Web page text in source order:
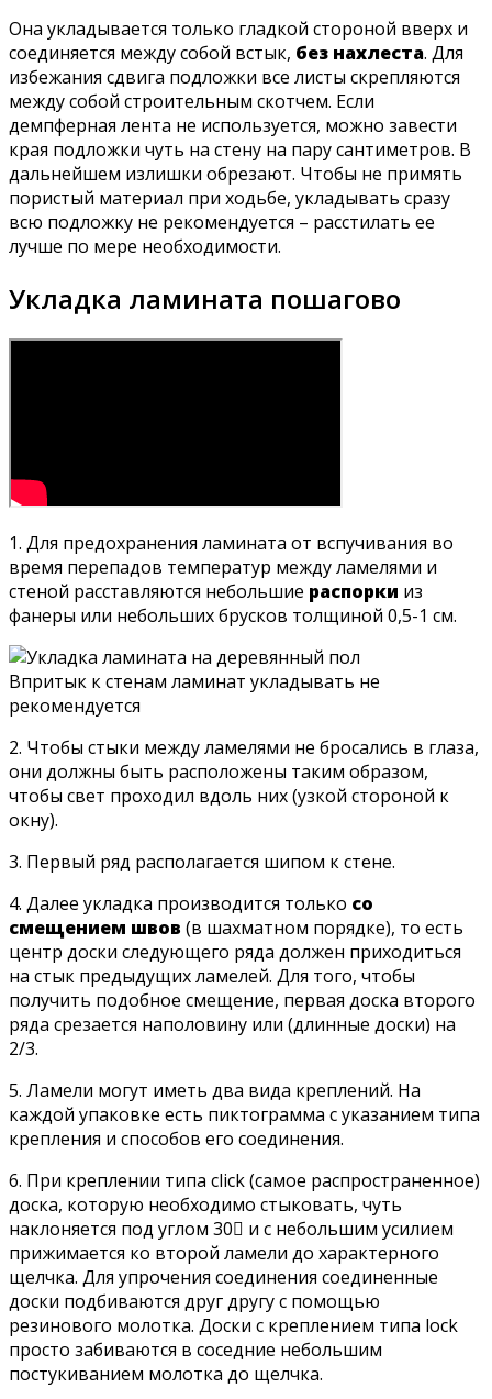
Она укладывается только гладкой стороной вверх и
соединяется между собой встык, без нахлеста. Для
избежания сдвига подложки все листы скрепляются
между собой строительным скотчем. Если
демпферная лента не используется, можно завести
края подложки чуть на стену на пару сантиметров. В
дальнейшем излишки обрезают. Чтобы не примять
пористый материал при ходьбе, укладывать сразу
всю подложку не рекомендуется – расстилать ее
лучше по мере необходимости.
Укладка ламината пошагово
1. Для предохранения ламината от вспучивания во
время перепадов температур между ламелями и
стеной расставляются небольшие распорки из
фанеры или небольших брусков толщиной 0,5-1 см.
Впритык к стенам ламинат укладывать не
рекомендуется
2. Чтобы стыки между ламелями не бросались в глаза,
они должны быть расположены таким образом,
чтобы свет проходил вдоль них (узкой стороной к
окну).
3. Первый ряд располагается шипом к стене.
4. Далее укладка производится только со
смещением швов (в шахматном порядке), то есть
центр доски следующего ряда должен приходиться
на стык предыдущих ламелей. Для того, чтобы
получить подобное смещение, первая доска второго
ряда срезается наполовину или (длинные доски) на
2/3.
5. Ламели могут иметь два вида креплений. На
каждой упаковке есть пиктограмма с указанием типа
крепления и способов его соединения.
6. При креплении типа click (самое распространенное)
доска, которую необходимо стыковать, чуть
наклоняется под углом 30 и с небольшим усилием
прижимается ко второй ламели до характерного
щелчка. Для упрочения соединения соединенные
доски подбиваются друг другу с помощью
резинового молотка. Доски с креплением типа lock
просто забиваются в соседние небольшим
постукиванием молотка до щелчка.